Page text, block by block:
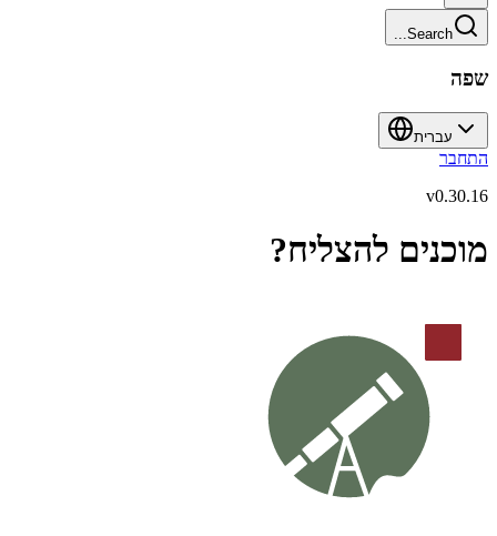
Search...
שפה
עברית
התחבר
v0.30.16
מוכנים להצליח?